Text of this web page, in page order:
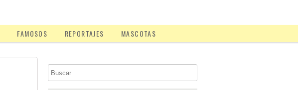
FAMOSOS REPORTAJES MASCOTAS
Buscar